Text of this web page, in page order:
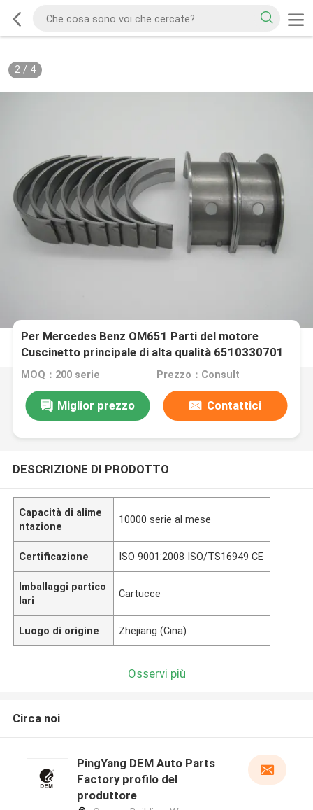
2/ 4
Per Mercedes Benz OM651 Parti del motore
Cuscinetto principale di alta qualità 6510330701
MOQ：200 serie Prezzo：Consult
Miglior prezzo Contattici
DESCRIZIONE DI PRODOTTO
Capacità di alime
ntazione
10000 serie al mese
Certificazione ISO 9001:2008 ISO/TS16949 CE
Imballaggi partico
lari
Cartucce
Luogo di origine Zhejiang (Cina)
Osservi più
Circa noi
PingYang DEM Auto Parts
Factory profilo del
produttore